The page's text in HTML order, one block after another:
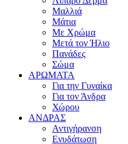
Μαλλιά
Μάτια
Με Χρώμα
Μετά τον Ήλιο
Πανάδες
Σώμα
ΑΡΩΜΑΤΑ
Για την Γυναίκα
Για τον Άνδρα
Χώρου
ΑΝΔΡΑΣ
Αντιγήρανση
Ενυδάτωση